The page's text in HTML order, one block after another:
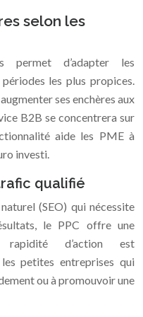
selon les
permet d’adapter les
les plus propices.
ses enchères aux
B2B se concentrera sur
aide les PME à
investi.
qualifié
(SEO) qui nécessite
le PPC offre une
d’action est
petites entreprises qui
ou à promouvoir une